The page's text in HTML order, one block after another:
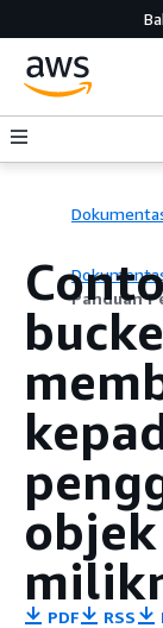
Panduan
PDF RSS